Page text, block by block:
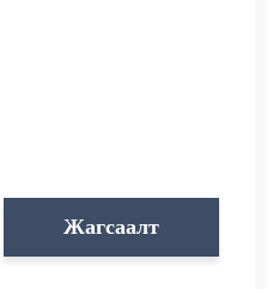
Жагсаалт